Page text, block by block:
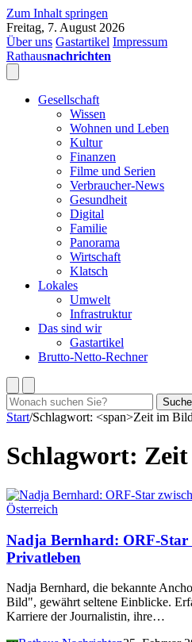
Zum Inhalt springen
Freitag, 7. August 2026
Über uns Gastartikel Impressum
Rathausnachrichten
Gesellschaft
Wissen
Wohnen und Leben
Kultur
Finanzen
Filme und Serien
Verbraucher-News
Gesundheit
Digital
Familie
Panorama
Wirtschaft
Klatsch
Lokales
Umwelt
Infrastruktur
Das sind wir
Gastartikel
Brutto-Netto-Rechner
Suchen
nach:
Start/Schlagwort: <span>Zeit im
Schlagwort:
Österreich
Nadja Bernhard: ORF-Star
Privatleben
Nadja Bernhard, die bekannte
Bild", gewährt seltene Einblicke.
Karriere der Journalistin, ihre…